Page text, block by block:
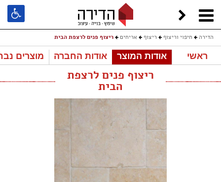
הדירה חיפוי וריצוף ריצוף אריחים ריצוף פנים לרצפת הבית
ראשי אודות המוצר אודות החברה מוצרים
ריצוף פנים לרצפת
הבית